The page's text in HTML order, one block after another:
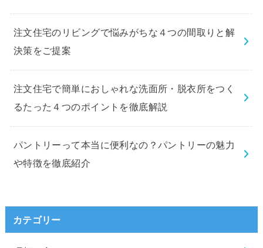
注文住宅のリビングで悩みがちな４つの間取りと解
決策をご提案
注文住宅で簡単におしゃれな洗面所・脱衣所をつく
るたった４つのポイントを徹底解説
パントリーって本当に便利なの？パントリーの魅力
や特徴を徹底紹介
カテゴリー